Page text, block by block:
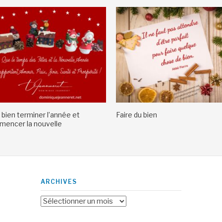
bien terminer l’année et
la nouvelle
Faire du bien
ARCHIVES
Archives